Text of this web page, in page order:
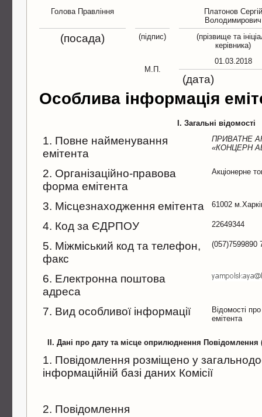
Голова Правлiння
Платонов Сергiй
Володимирович
(посада) (підпис)
(прізвище та
керівника)
М.П.
01.03.2018
(дата)
Особлива інформація
I. Загальні відомості
1. Повне найменування
емітента
ПРИВАТНЕ
«КОНЦЕРН
2. Організаційно-правова
форма емітента
Акціонерне
3. Місцезнаходження емітента 61002
4. Код за ЄДРПОУ 22649344
5. Міжміський код та телефон,
факс
(057)7599890
6. Електронна поштова
адреса
7. Вид особливої інформації
Відомості
емітента
II. Дані про дату та місце оприлюднення
1. Повідомлення розміщено у
інформаційній базі даних Комісії
2. Повідомлення